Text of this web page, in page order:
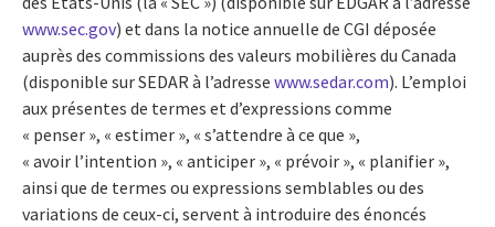
www.sec.gov) et dans la notice annuelle de CGI déposée
auprès des commissions des valeurs mobilières du Canada
(disponible sur SEDAR à l’adresse www.sedar.com). L’emploi
aux présentes de termes et d’expressions comme
« penser », « estimer », « s’attendre à ce que »,
« avoir l’intention », « anticiper », « prévoir », « planifier »,
ainsi que de termes ou expressions semblables ou des
variations de ceux-ci, servent à introduire des énoncés